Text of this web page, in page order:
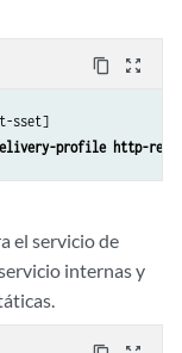
content_copy zoom_out_map
sset]
profile http-
el servicio de
internas y